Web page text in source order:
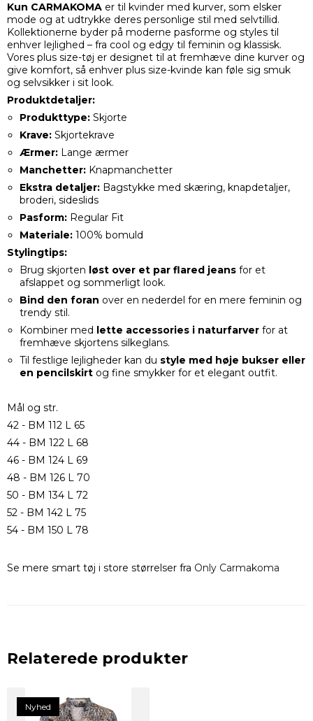
Kun CARMAKOMA er til kvinder med kurver, som elsker
mode og at udtrykke deres personlige stil med selvtillid.
Kollektionerne byder på moderne pasforme og styles til
enhver lejlighed – fra cool og edgy til feminin og klassisk.
Vores plus size-tøj er designet til at fremhæve dine kurver og
give komfort, så enhver plus size-kvinde kan føle sig smuk
og selvsikker i sit look.
Produktdetaljer:
Produkttype:Skjorte
Krave:Skjortekrave
Ærmer:Lange ærmer
Manchetter:Knapmanchetter
Ekstra detaljer:Bagstykke med skæring, knapdetaljer,
broderi, sideslids
Pasform:Regular Fit
Materiale:100% bomuld
Stylingtips:
Brug skjorten løst over et par flared jeansfor et
afslappet og sommerligt look.
Bind den foran over en nederdel for en mere feminin og
trendy stil.
Kombiner med lette accessories i naturfarverfor at
fremhæve skjortens silkeglans.
Til festlige lejligheder kan du style med høje bukser eller
en pencilskirtog fine smykker for et elegant outfit.
Mål og str.
42 - BM 112 L 65
44 - BM 122 L 68
46 - BM 124 L 69
48 - BM 126 L 70
50 - BM 134 L 72
52 - BM 142 L 75
54 - BM 150 L 78
Se mere smart tøj i store størrelser fra Only Carmakoma
Relaterede produkter
Nyhed